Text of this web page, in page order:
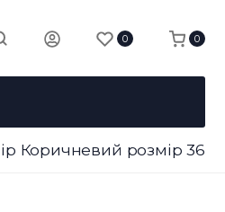
0 0
Коричневий розмір 36